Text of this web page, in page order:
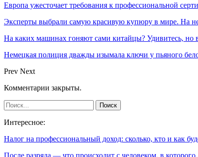
Европа ужесточает требования к профессиональной
Эксперты выбрали самую красивую купюру в мире. На
На каких машинах гоняют сами китайцы? Удивитесь, но
Немецкая полиция дважды изымала ключи у пьяного
Prev Next
Комментарии закрыты.
Интересное:
Налог на профессиональный доход: сколько, кто и как
После разряда — что происходит с человеком, в